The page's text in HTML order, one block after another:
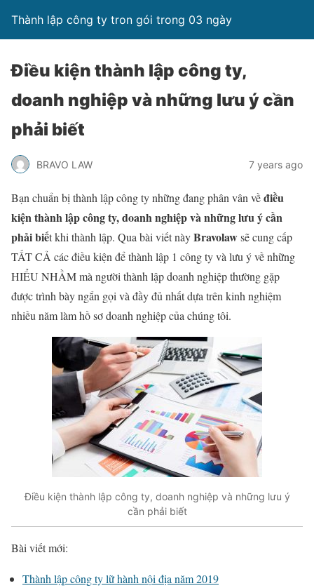
Thành lập công ty tron gói trong 03 ngày
Điều kiện thành lập công ty,
doanh nghiệp và những lưu ý cần
phải biết
BRAVO LAW 7 years ago
Bạn chuẩn bị thành lập công ty những đang phân vân vềđiều
kiện thành lập công ty, doanh nghiệp và những lưu ý cần
phải biết khi thành lập. Qua bài viết nàyBravolawsẽ cung cấp
TẤT CẢ các điều kiện để thành lập 1 công ty và lưu ý về những
HIỂU NHẦM mà người thành lập doanh nghiệp thường gặp
được trình bày ngắn gọi và đầy đủ nhất dựa trên kinh nghiệm
nhiều năm làm hồ sơ doanh nghiệp của chúng tôi.
Điều kiện thành lập công ty, doanh nghiệp và những lưu ý
cần phải biết
Bài viết mới:
Thành lập công ty lữ hành nội địa năm 2019